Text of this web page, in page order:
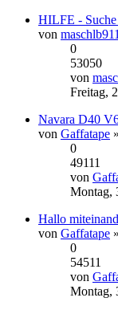
HILFE - Suche
von maschlb911
0
53050
von
Freitag,
Navara D40
von Gaffatape
0
49111
von
Montag,
Hallo
von Gaffatape
0
54511
von
Montag,